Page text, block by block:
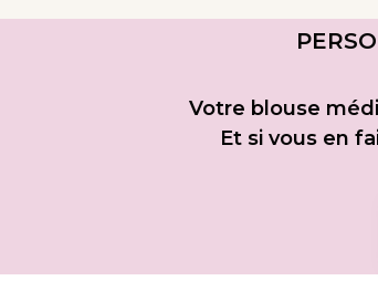
Votre blouse
Et si vous en